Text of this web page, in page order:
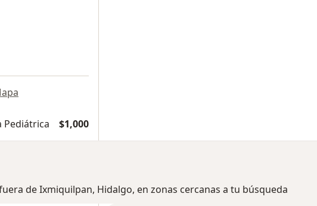
Pediátrica $1,000
de Ixmiquilpan, Hidalgo, en zonas cercanas a tu búsqueda